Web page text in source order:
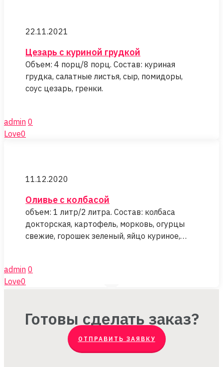
куриной22.11.2021
Цезарь с куриной грудкой
Объем: 4 порц/8 порц. Состав: куриная
грудка, салатные листья, сыр, помидоры,
соус цезарь, гренки.
admin 0
Love0
колбасой11.12.2020
Оливье с колбасой
объем: 1 литр/2 литра. Состав: колбаса
докторская, картофель, морковь, огурцы
свежие, горошек зеленый, яйцо куриное,…
admin 0
Love0
Готовы сделать заказ?
ОТПРАВИТЬ ЗАЯВКУ